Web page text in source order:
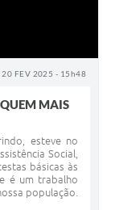
20 FEV 2025 - 15h48
QUEM MAIS
esteve no
Social,
básicas às
é um trabalho
população.